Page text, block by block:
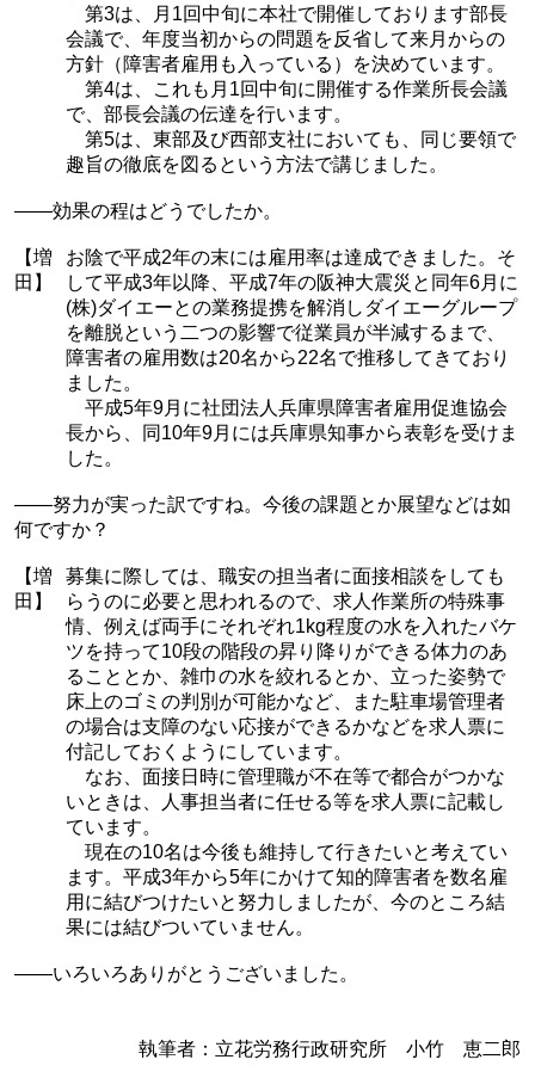
第3は、月1回中旬に本社で開催しております部長
会議で、年度当初からの問題を反省して来月からの
方針（障害者雇用も入っている）を決めています。
第4は、これも月1回中旬に開催する作業所長会議
で、部長会議の伝達を行います。
第5は、東部及び西部支社においても、同じ要領で
趣旨の徹底を図るという方法で講じました。
——効果の程はどうでしたか。
【増
田】
お陰で平成2年の末には雇用率は達成できました。そ
して平成3年以降、平成7年の阪神大震災と同年6月に
(株)ダイエーとの業務提携を解消しダイエーグループ
を離脱という二つの影響で従業員が半減するまで、
障害者の雇用数は20名から22名で推移してきており
ました。
平成5年9月に社団法人兵庫県障害者雇用促進協会
長から、同10年9月には兵庫県知事から表彰を受けま
した。
——努力が実った訳ですね。今後の課題とか展望などは如
何ですか？
【増
田】
募集に際しては、職安の担当者に面接相談をしても
らうのに必要と思われるので、求人作業所の特殊事
情、例えば両手にそれぞれ1kg程度の水を入れたバケ
ツを持って10段の階段の昇り降りができる体力のあ
ることとか、雑巾の水を絞れるとか、立った姿勢で
床上のゴミの判別が可能かなど、また駐車場管理者
の場合は支障のない応接ができるかなどを求人票に
付記しておくようにしています。
なお、面接日時に管理職が不在等で都合がつかな
いときは、人事担当者に任せる等を求人票に記載し
ています。
現在の10名は今後も維持して行きたいと考えてい
ます。平成3年から5年にかけて知的障害者を数名雇
用に結びつけたいと努力しましたが、今のところ結
果には結びついていません。
——いろいろありがとうございました。
執筆者：立花労務行政研究所 小竹 恵二郎